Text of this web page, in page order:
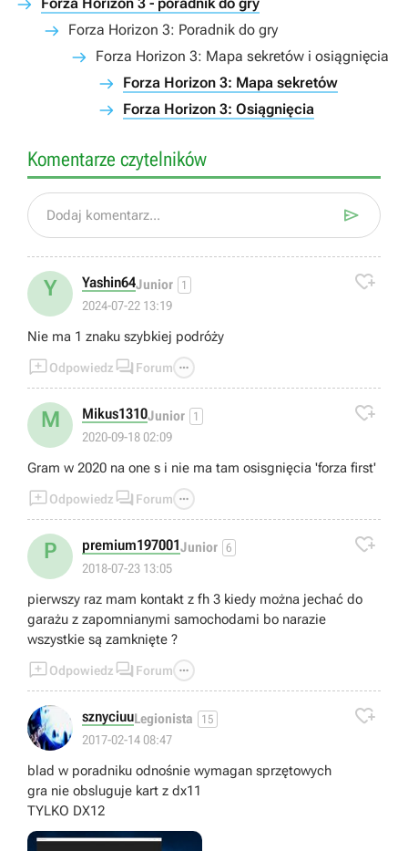
Forza Horizon 3: Poradnik do gry
Forza Horizon 3: Mapa sekretów i osiągnięcia
Forza Horizon 3: Mapa sekretów
Forza Horizon 3: Osiągnięcia
Komentarze czytelników
Dodaj komentarz... 
Y Yashin64Junior 1
2024-07-22 13:19

Nie ma 1 znaku szybkiej podróży
Odpowiedz  Forum 
M Mikus1310Junior 1
2020-09-18 02:09

Gram w 2020 na one s i nie ma tam osisgnięcia 'forza first'
Odpowiedz  Forum 
P premium197001Junior 6
2018-07-23 13:05

pierwszy raz mam kontakt z fh 3 kiedy można jechać do
garażu z zapomnianymi samochodami bo narazie
wszystkie są zamknięte ?
Odpowiedz  Forum 
sznyciuuLegionista 15
2017-02-14 08:47

blad w poradniku odnośnie wymagan sprzętowych
gra nie obsluguje kart z dx11
TYLKO DX12